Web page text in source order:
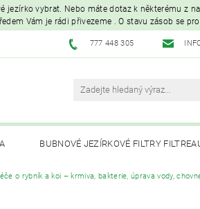
vybrat. Nebo máte dotaz k některému z
Vám je rádi přivezeme . O stavu zásob se
777 448 305
BUBNOVÉ JEZÍRKOVÉ FILTRY
UVC LAMPY A OZONIZÁTORY
o rybník a koi – krmiva, bakterie, úprava vody,